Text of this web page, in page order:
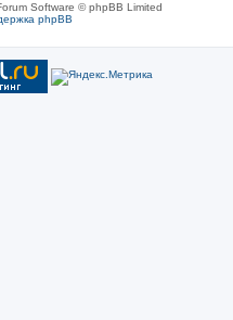
Software © phpBB Limited
phpBB